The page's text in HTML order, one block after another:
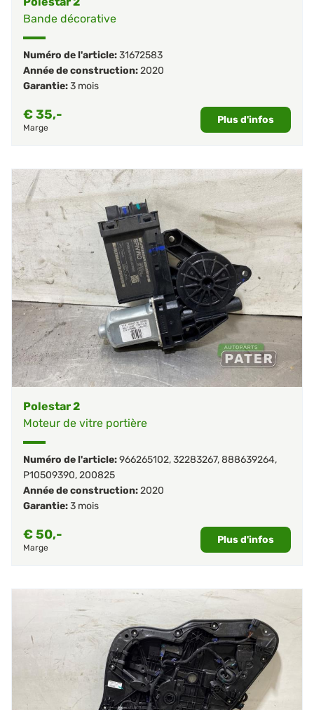
Bande décorative
Numéro de l'article:31672583
Année de construction:2020
Garantie:3 mois
€35,-
Marge
Plus d'infos
Polestar 2
Moteur de vitre portière
Numéro de l'article:966265102,32283267,888639264,
P10509390,200825
Année de construction:2020
Garantie:3 mois
€50,-
Marge
Plus d'infos